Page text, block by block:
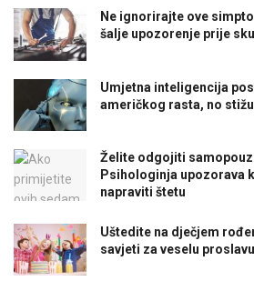
Ne ignorirajte ove
šalje upozorenje prije
Umjetna inteligencija
američkog rasta, no
Želite odgojiti
Psihologinja upozorava
napraviti štetu
Uštedite na dječjem
savjeti za veselu